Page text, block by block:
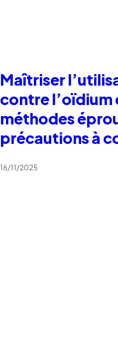
Maîtriser
contre l’oïdium
méthodes
précautions à
16/11/2025